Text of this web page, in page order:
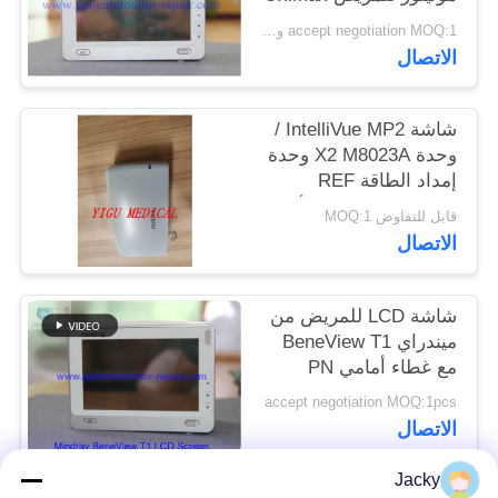
PRIVACY
POLICY
Spo2
accept negotiation MOQ:1 وحدة
الاتصال
شاشة IntelliVue MP2 /
وحدة X2 M8023A وحدة
إمداد الطاقة REF
865122 للجديدة والأصلية
قابل للتفاوض MOQ:1
الاتصال
شاشة LCD للمريض من
ميندراي BeneView T1
مع غطاء أمامي PN
TDA-
WQVGA0500B60022-
V2
accept negotiation MOQ:1pcs
الاتصال
Jacky